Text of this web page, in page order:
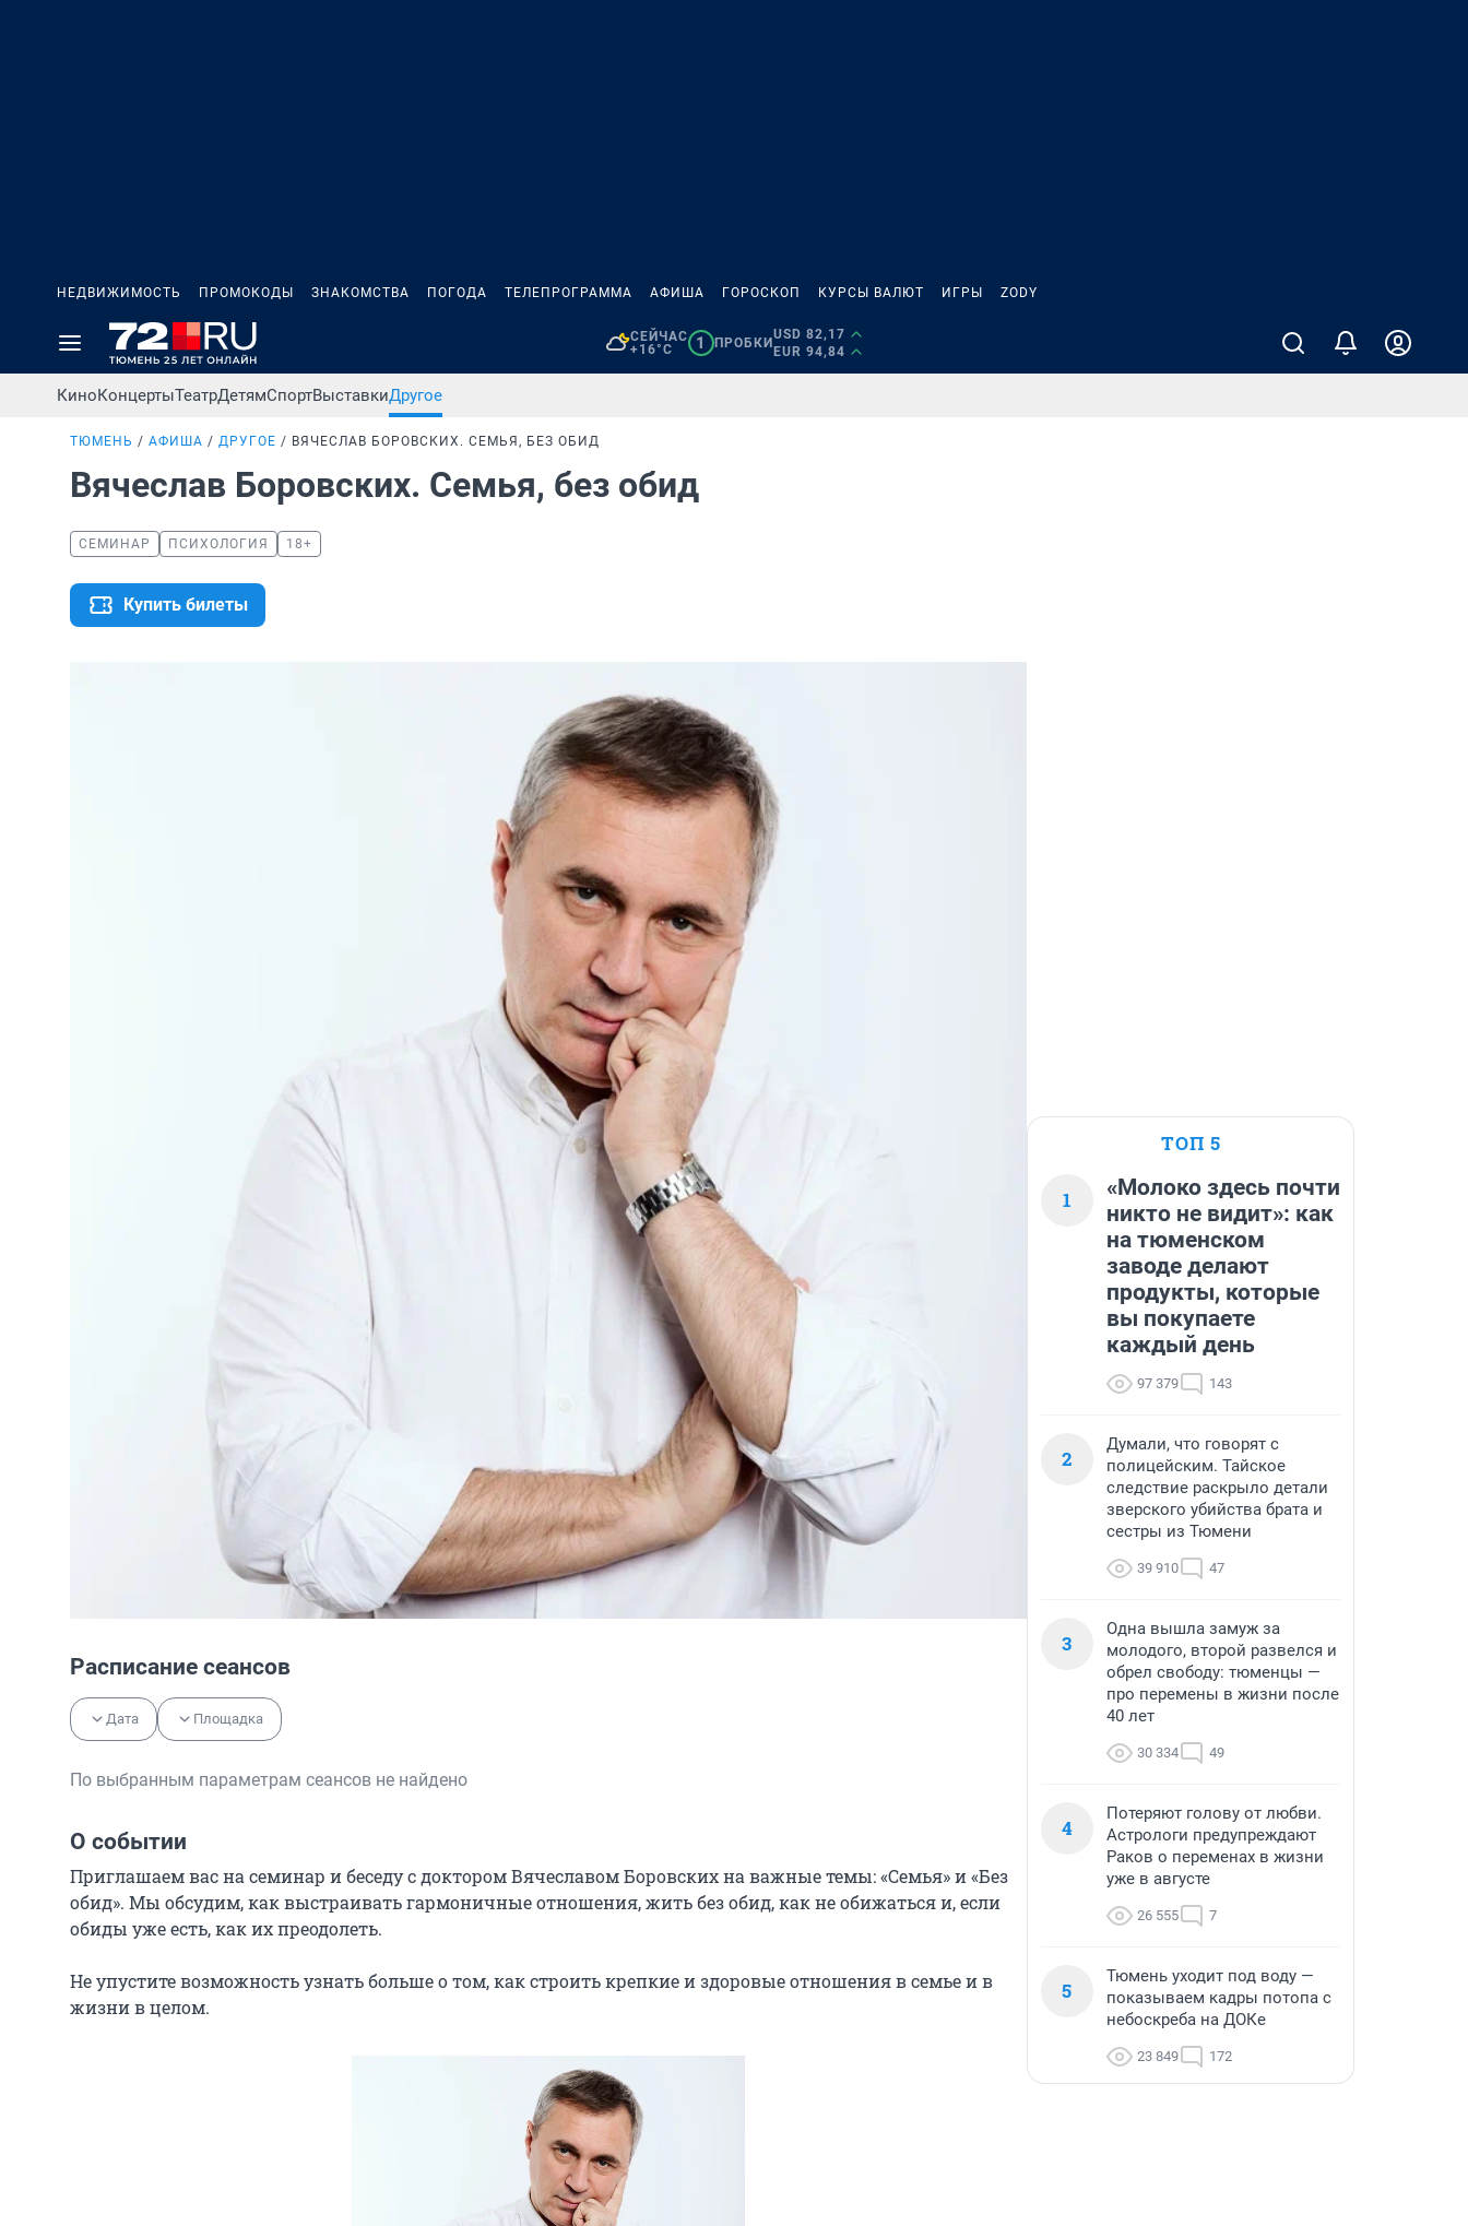
НЕДВИЖИМОСТЬ ПРОМОКОДЫ ЗНАКОМСТВА ПОГОДА ТЕЛЕПРОГРАММА АФИША ГОРОСКОП КУРСЫ ВАЛЮТ ИГРЫ ZODY
СЕЙЧАС
+16°C
1 ПРОБКИ
USD 82,17
EUR 94,84
КиноКонцертыТеатрДетямСпортВыставкиДругое
ТЮМЕНЬ АФИША ДРУГОЕ ВЯЧЕСЛАВ БОРОВСКИХ. СЕМЬЯ, БЕЗ ОБИД
Вячеслав Боровских. Семья, без обид
СЕМИНАР ПСИХОЛОГИЯ 18+
Купить билеты
Расписание сеансов
Дата Площадка
По выбранным параметрам сеансов не найдено
О событии
Приглашаем вас на семинар и беседу с доктором Вячеславом Боровских на важные темы: «Семья» и «Без
обид». Мы обсудим, как выстраивать гармоничные отношения, жить без обид, как не обижаться и, если
обиды уже есть, как их преодолеть.
Не упустите возможность узнать больше о том, как строить крепкие и здоровые отношения в семье и в
жизни в целом.
ТОП 5
1
«Молоко здесь почти
никто не видит»: как
на тюменском
заводе делают
продукты, которые
вы покупаете
каждый день
97 379 143
2
Думали, что говорят с
полицейским. Тайское
следствие раскрыло детали
зверского убийства брата и
сестры из Тюмени
39 910 47
3
Одна вышла замуж за
молодого, второй развелся и
обрел свободу: тюменцы —
про перемены в жизни после
40 лет
30 334 49
4
Потеряют голову от любви.
Астрологи предупреждают
Раков о переменах в жизни
уже в августе
26 555 7
5
Тюмень уходит под воду —
показываем кадры потопа с
небоскреба на ДОКе
23 849 172